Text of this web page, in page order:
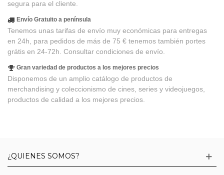
segura para el cliente.
Envío Gratuito a península
Tenemos unas tarifas de envío muy económicas para entregas
en 24h, para pedidos de más de 75 € tenemos también portes
grátis en 24-72h. Consultar condiciones de envío.
Gran variedad de productos a los mejores precios
Disponemos de un amplio catálogo de productos de
merchandising y coleccionismo de cines, series y videojuegos,
productos de calidad a los mejores precios.
¿QUIENES SOMOS?